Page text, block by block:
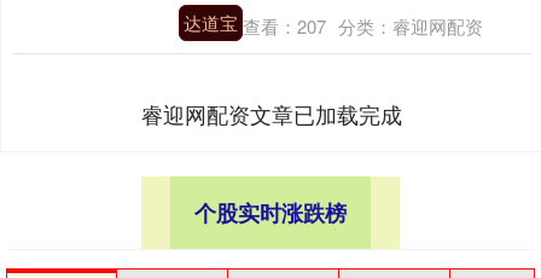
达道宝 查看： 207 分类： 睿迎网配资
睿迎网配资文章已加载完成
个股实时涨跌榜